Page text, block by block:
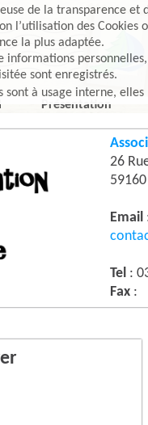
de la transparence et
l’utilisation des
la plus adaptée.
informations
sont enregistrés.
sont à usage interne,
Présentation
26
Email
Tel :
Fax :